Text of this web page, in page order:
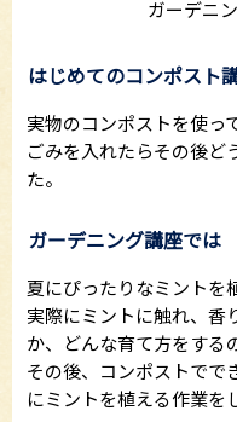
ガーデニ
はじめてのコンポスト
実物のコンポストを使っ
ごみを入れたらその後ど
た。
ガーデニング講座では
夏にぴったりなミントを
実際にミントに触れ、香
か、どんな育て方をする
その後、コンポストでで
にミントを植える作業を